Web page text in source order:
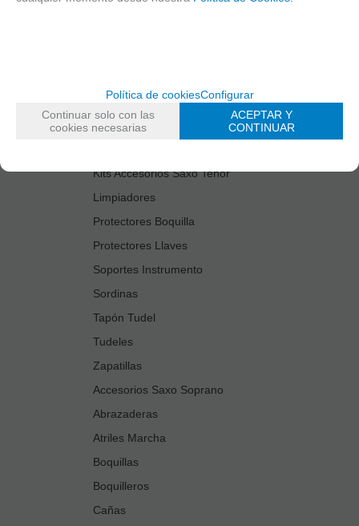
Cañas
Estuches Guardacañas
Estuches Instrumento
Kits Accesorios Saxo Tenor
Limpiadores
Protectores Boquilla
Protectores Llaves
Soportes Instrumento
Sordinas
Tapón Tudel
Tudeles
Zapatillas
Accesorios Saxo Soprano
Abrazaderas
Atriles Marcha
Boquillas
Boquilleros
Cañas
Política de cookiesConfigurar
Continuar solo con las
cookies necesarias
ACEPTAR Y
CONTINUAR